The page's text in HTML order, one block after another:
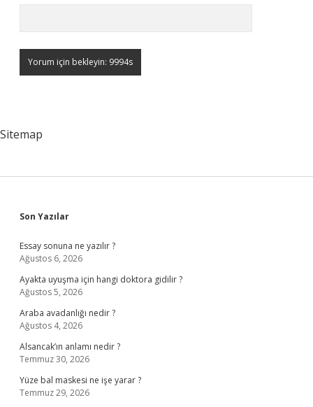
Sitemap
Sidebar
Son Yazılar
Essay sonuna ne yazılır ?
Ağustos 6, 2026
Ayakta uyuşma için hangi doktora gidilir ?
Ağustos 5, 2026
Araba avadanlığı nedir ?
Ağustos 4, 2026
Alsancak’ın anlamı nedir ?
Temmuz 30, 2026
Yüze bal maskesi ne işe yarar ?
Temmuz 29, 2026